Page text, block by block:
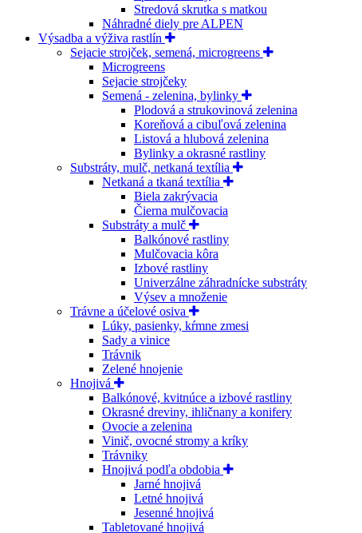
Stredová skrutka s matkou
Náhradné diely pre ALPEN
Výsadba a výživa rastlín
Sejacie strojček, semená, microgreens
Microgreens
Sejacie strojčeky
Semená - zelenina, bylinky
Plodová a strukovinová zelenina
Koreňová a cibuľová zelenina
Listová a hlubová zelenina
Bylinky a okrasné rastliny
Substráty, mulč, netkaná textília
Netkaná a tkaná textília
Biela zakrývacia
Čierna mulčovacia
Substráty a mulč
Balkónové rastliny
Mulčovacia kôra
Izbové rastliny
Univerzálne záhradnícke substráty
Výsev a množenie
Trávne a účelové osiva
Lúky, pasienky, kŕmne zmesi
Sady a vinice
Trávnik
Zelené hnojenie
Hnojivá
Balkónové, kvitnúce a izbové rastliny
Okrasné dreviny, ihličnany a konifery
Ovocie a zelenina
Vinič, ovocné stromy a kríky
Trávniky
Hnojivá podľa obdobia
Jarné hnojivá
Letné hnojivá
Jesenné hnojivá
Tabletované hnojivá